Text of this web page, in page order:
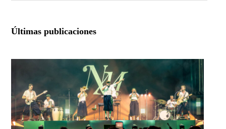
Últimas publicaciones